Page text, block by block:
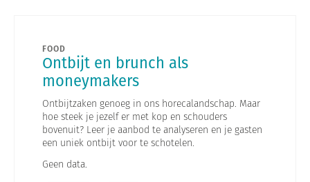
FOOD
Ontbijt en brunch als
moneymakers
Ontbijtzaken genoeg in ons horecalandschap. Maar
hoe steek je jezelf er met kop en schouders
bovenuit? Leer je aanbod te analyseren en je gasten
een uniek ontbijt voor te schotelen.
Geen data.